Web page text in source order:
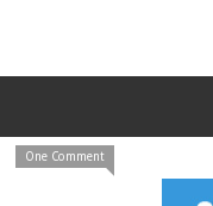
One Comment